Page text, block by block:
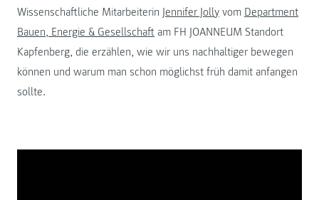
Wissenschaftliche Mitarbeiterin Jennifer Jolly vom Department
Bauen, Energie & Gesellschaft am FH JOANNEUM Standort
Kapfenberg, die erzählen, wie wir uns nachhaltiger bewegen
können und warum man schon möglichst früh damit anfangen
sollte.